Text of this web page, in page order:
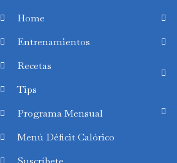
Home
Entrenamientos
Recetas
Tips
Programa Mensual
Menú Déficit Calórico